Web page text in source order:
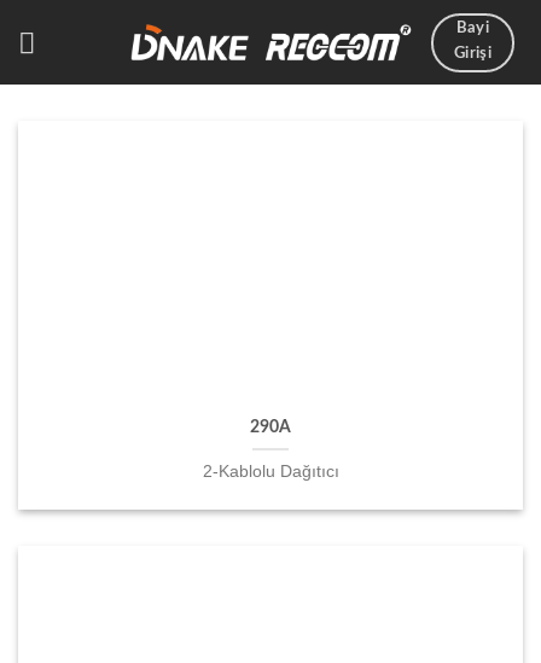
Bayi
Girişi
290A
2-Kablolu Dağıtıcı